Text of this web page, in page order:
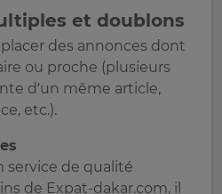
et doublons
des annonces dont
ou proche (plusieurs
d’un même article,
etc.).
de qualité
de Expat-dakar.com, il